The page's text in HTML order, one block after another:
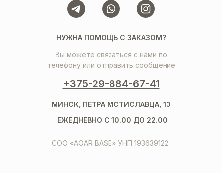
НУЖНА ПОМОЩЬ С ЗАКАЗОМ?
Вы можете связаться с нами по
телефону или отправить сообщение
+375-29-884-67-41
ООО «AOAR BASE» УНП 193639122
МИНСК, ПЕТРА МСТИСЛАВЦА, 10
ЕЖЕДНЕВНО С 10.00 ДО 22.00